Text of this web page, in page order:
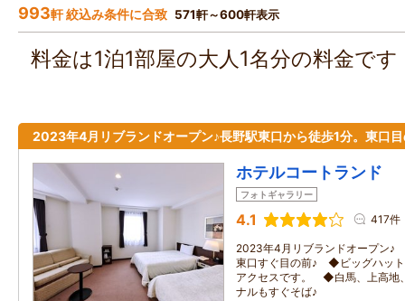
993軒 絞込み条件に合致 571軒～600軒表示
料金は1泊1部屋の大人1名分の料金で
2023年4月リブランドオープン♪長野駅東口から徒歩1分。東口
ホテルコートランド
フォトギャラリー
4.1 417件
2023年4月リブランドオープン
東口すぐ目の前♪ ◆ビッグハット
アクセスです。 ◆白馬、上高地
ナルもすぐそば♪